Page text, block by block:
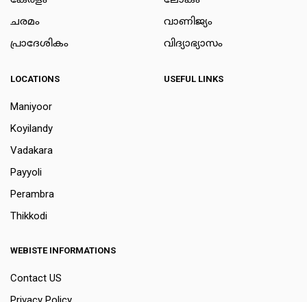
ചരമം
പ്രാദേശികം
വാണിജ്യം
വിദ്യാഭ്യാസം
LOCATIONS
Maniyoor
Koyilandy
Vadakara
Payyoli
Perambra
Thikkodi
USEFUL LINKS
WEBISTE INFORMATIONS
Contact US